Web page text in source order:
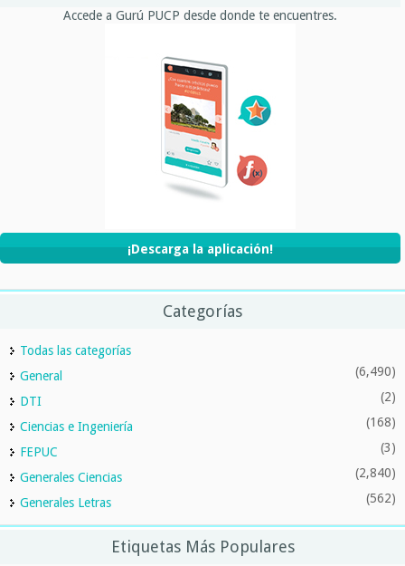
Accede a Gurú PUCP desde donde te encuentres.
¡Descarga la aplicación!
Categorías
Todas las categorías
General
(6,490)
DTI (2)
Ciencias e Ingeniería (168)
FEPUC (3)
Generales Ciencias (2,840)
Generales Letras (562)
Etiquetas Más Populares